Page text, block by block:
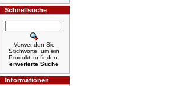
Schnellsuche
Verwenden Sie
Stichworte, um ein
Produkt zu finden.
erweiterte Suche
Informationen